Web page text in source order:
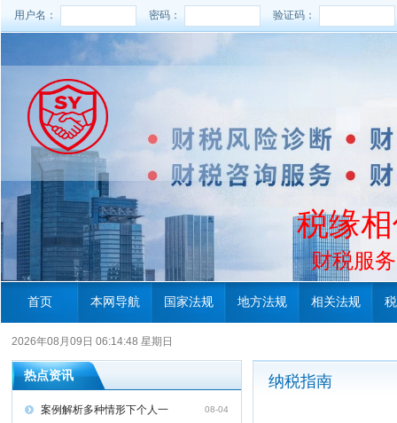
用户名： 密码： 验证码：
税缘
财税服
首页 本网导航 国家法规 地方法规 相关法规
2026年08月09日 06:14:49 星期日
热点资讯
案例解析多种情形下个人一 08-04
纳税指南